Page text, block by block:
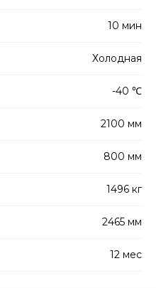
10 мин
Холодная
-40 ℃
2100 мм
800 мм
1496 кг
2465 мм
12 мес